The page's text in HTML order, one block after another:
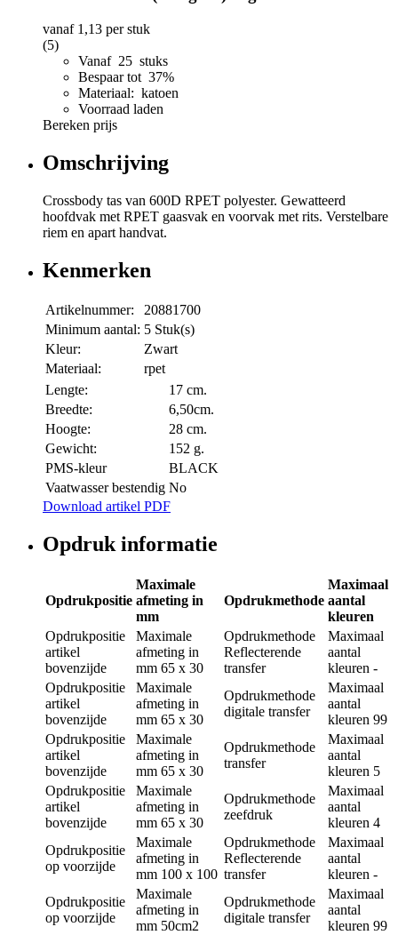
vanaf 1,13 per stuk
(5)
Vanaf 25 stuks
Bespaar tot 37%
Materiaal: katoen
Voorraad laden
Bereken prijs
Omschrijving
Crossbody tas van 600D RPET polyester. Gewatteerd
hoofdvak met RPET gaasvak en voorvak met rits. Verstelbare
riem en apart handvat.
Kenmerken
Artikelnummer:
20881700
Minimum aantal: 5 Stuk(s)
Kleur:
Zwart
Materiaal:
rpet
Lengte:
17 cm.
Breedte:
6,50cm.
Hoogte:
28 cm.
Gewicht:
152 g.
PMS-kleur
BLACK
Vaatwasser bestendig No
Download artikel PDF
Opdruk informatie
Opdrukpositie
Maximale
afmeting in
mm
Opdrukmethode
Maximaal
aantal
kleuren
Opdrukpositie
artikel
bovenzijde
Maximale
afmeting in
mm 65 x 30
Opdrukmethode
Reflecterende
transfer
Maximaal
aantal
kleuren -
Opdrukpositie
artikel
bovenzijde
Maximale
afmeting in
mm 65 x 30
Opdrukmethode
digitale transfer
Maximaal
aantal
kleuren 99
Opdrukpositie
artikel
bovenzijde
Maximale
afmeting in
mm 65 x 30
Opdrukmethode
transfer
Maximaal
aantal
kleuren 5
Opdrukpositie
artikel
bovenzijde
Maximale
afmeting in
mm 65 x 30
Opdrukmethode
zeefdruk
Maximaal
aantal
kleuren 4
Opdrukpositie
op voorzijde
Maximale
afmeting in
mm 100 x 100
Opdrukmethode
Reflecterende
transfer
Maximaal
aantal
kleuren -
Opdrukpositie
op voorzijde
Maximale
afmeting in
mm 50cm2
Opdrukmethode
digitale transfer
Maximaal
aantal
kleuren 99